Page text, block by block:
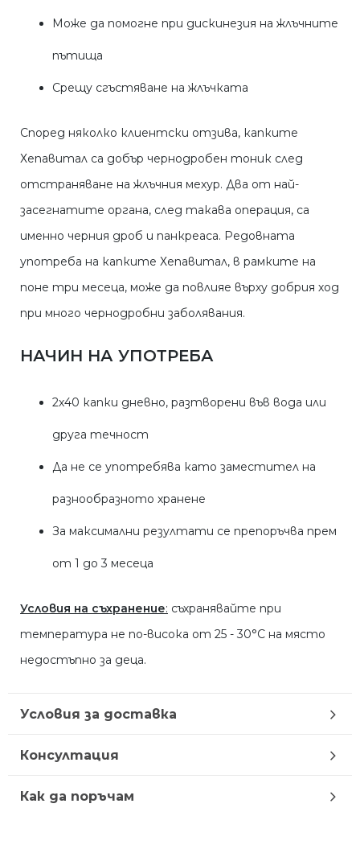
Може да помогне при дискинезия на жлъчните
пътища
Срещу сгъстяване на жлъчката
Според няколко клиентски отзива, капките
Хепавитал са добър чернодробен тоник след
отстраняване на жлъчния мехур. Два от най-
засегнатите органа, след такава операция, са
именно черния дроб и панкреаса. Редовната
употреба на капките Хепавитал, в рамките на
поне три месеца, може да повлияе върху добрия ход
при много чернодробни заболявания.
НАЧИН НА УПОТРЕБА
2х40 капки дневно, разтворени във вода или
друга течност
Да не се употребява като заместител на
разнообразното хранене
За максимални резултати се препоръчва прем
от 1 до 3 месеца
Условия на съхранение: съхранявайте при
температура не по-висока от 25 - 30°С на място
недостъпно за деца.
Условия за доставка
Консултация
Как да поръчам